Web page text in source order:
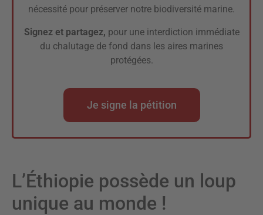
nécessité pour préserver notre biodiversité marine.
Signez et partagez, pour une interdiction immédiate
du chalutage de fond dans les aires marines
protégées.
Je signe la pétition
L’Éthiopie possède un loup
unique au monde !